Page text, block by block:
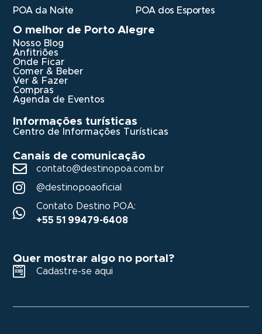
POA da Noite
POA dos Esportes
O melhor de Porto Alegre
Nosso Blog
Anfitriões
Onde Ficar
Comer & Beber
Ver & Fazer
Compras
Agenda de Eventos
Informações turísticas
Centro de Informações Turísticas
Canais de comunicação
contato@destinopoa.com.br
@destinopoaoficial
Contato Destino POA:
+55 51 99479-6408
Quer mostrar algo no portal?
Cadastre-se aqui